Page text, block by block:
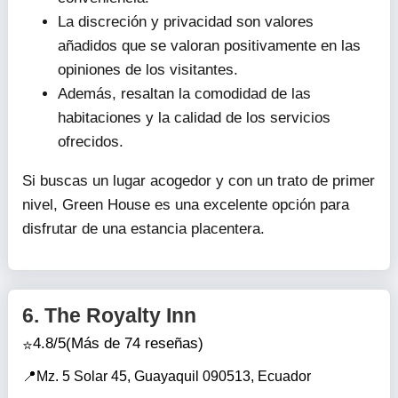
La discreción y privacidad son valores
añadidos que se valoran positivamente en las
opiniones de los visitantes.
Además, resaltan la comodidad de las
habitaciones y la calidad de los servicios
ofrecidos.
Si buscas un lugar acogedor y con un trato de primer
nivel, Green House es una excelente opción para
disfrutar de una estancia placentera.
6. The Royalty Inn
4.8/5(Más de 74 reseñas)
Mz. 5 Solar 45, Guayaquil 090513, Ecuador